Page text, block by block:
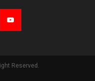
Reserved.